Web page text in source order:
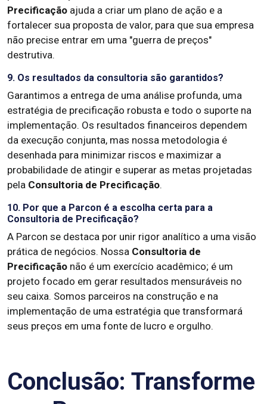
Precificação ajuda a criar um plano de ação e a
fortalecer sua proposta de valor, para que sua empresa
não precise entrar em uma "guerra de preços"
destrutiva.
9. Os resultados da consultoria são garantidos?
Garantimos a entrega de uma análise profunda, uma
estratégia de precificação robusta e todo o suporte na
implementação. Os resultados financeiros dependem
da execução conjunta, mas nossa metodologia é
desenhada para minimizar riscos e maximizar a
probabilidade de atingir e superar as metas projetadas
pela Consultoria de Precificação.
10. Por que a Parcon é a escolha certa para a
Consultoria de Precificação?
A Parcon se destaca por unir rigor analítico a uma visão
prática de negócios. Nossa Consultoria de
Precificação não é um exercício acadêmico; é um
projeto focado em gerar resultados mensuráveis no
seu caixa. Somos parceiros na construção e na
implementação de uma estratégia que transformará
seus preços em uma fonte de lucro e orgulho.
Conclusão: Transforme